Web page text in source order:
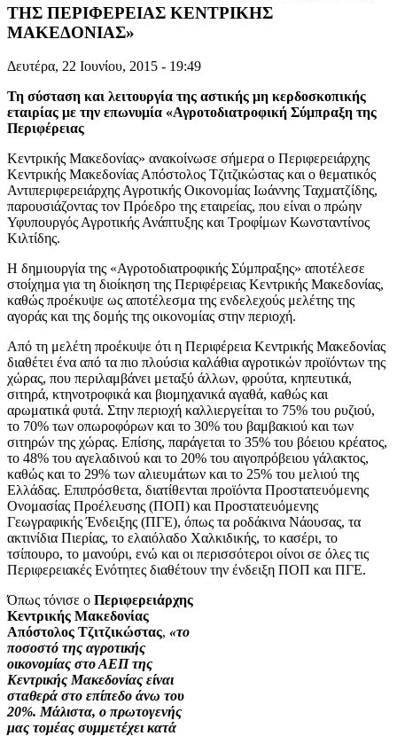
ΤΗΣ ΠΕΡΙΦΕΡΕΙΑΣ ΚΕΝΤΡΙΚΗΣ
ΜΑΚΕΔΟΝΙΑΣ»
Δευτέρα, 22 Ιουνίου, 2015 - 19:49
Τη σύσταση και λειτουργία της αστικής μη κερδοσκοπικής
εταιρίας με την επωνυμία «Αγροτοδιατροφική Σύμπραξη της
Περιφέρειας
Κεντρικής Μακεδονίας» ανακοίνωσε σήμερα ο Περιφερειάρχης
Κεντρικής Μακεδονίας Απόστολος Τζιτζικώστας και ο θεματικός
Αντιπεριφερειάρχης Αγροτικής Οικονομίας Ιωάννης Ταχματζίδης,
παρουσιάζοντας τον Πρόεδρο της εταιρείας, που είναι ο πρώην
Υφυπουργός Αγροτικής Ανάπτυξης και Τροφίμων Κωνσταντίνος
Κιλτίδης.
Η δημιουργία της «Αγροτοδιατροφικής Σύμπραξης» αποτέλεσε
στοίχημα για τη διοίκηση της Περιφέρειας Κεντρικής Μακεδονίας,
καθώς προέκυψε ως αποτέλεσμα της ενδελεχούς μελέτης της
αγοράς και της δομής της οικονομίας στην περιοχή.
Από τη μελέτη προέκυψε ότι η Περιφέρεια Κεντρικής Μακεδονίας
διαθέτει ένα από τα πιο πλούσια καλάθια αγροτικών προϊόντων της
χώρας, που περιλαμβάνει μεταξύ άλλων, φρούτα, κηπευτικά,
σιτηρά, κτηνοτροφικά και βιομηχανικά αγαθά, καθώς και
αρωματικά φυτά. Στην περιοχή καλλιεργείται το 75% του ρυζιού,
το 70% των οπωροφόρων και το 30% του βαμβακιού και των
σιτηρών της χώρας. Επίσης, παράγεται το 35% του βόειου κρέατος,
το 48% του αγελαδινού και το 20% του αιγοπρόβειου γάλακτος,
καθώς και το 29% των αλιευμάτων και το 25% του μελιού της
Ελλάδας. Επιπρόσθετα, διατίθενται προϊόντα Προστατευόμενης
Ονομασίας Προέλευσης (ΠΟΠ) και Προστατευόμενης
Γεωγραφικής Ένδειξης (ΠΓΕ), όπως τα ροδάκινα Νάουσας, τα
ακτινίδια Πιερίας, το ελαιόλαδο Χαλκιδικής, το κασέρι, το
τσίπουρο, το μανούρι, ενώ και οι περισσότεροι οίνοι σε όλες τις
Περιφερειακές Ενότητες διαθέτουν την ένδειξη ΠΟΠ και ΠΓΕ.
Όπως τόνισε ο Περιφερειάρχης
Κεντρικής Μακεδονίας
Απόστολος Τζιτζικώστας, «το
ποσοστό της αγροτικής
οικονομίας στο ΑΕΠ της
Κεντρικής Μακεδονίας είναι
σταθερά στο επίπεδο άνω του
20%. Μάλιστα, ο πρωτογενής
μας τομέας συμμετέχει κατά